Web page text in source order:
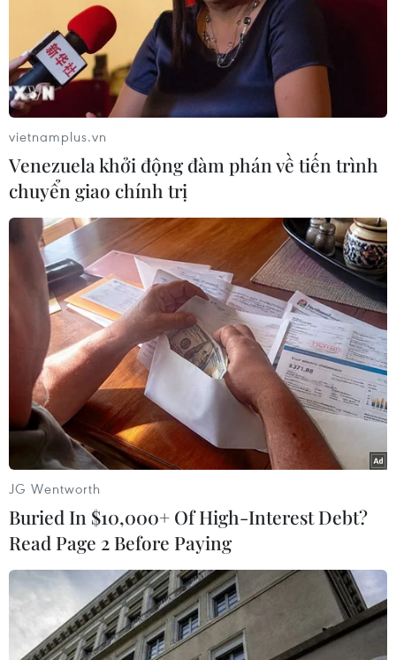
TIN LIÊN QUAN
'Cứ hai tuần VN phải ứng phó với một vụ
việc phòng vệ thương mại'
14/07/2022 08:14
Theo đại diện Bộ Công Thương, không chỉ những mặt
hàng có kim ngạch lớn mà các mặt hàng có kim ngạch
xuất khẩu nhỏ có ảnh hưởng tới đời sống của người
dân cũng bị điều tra phòng vệ thương mại.
vietnamplus.vn
Venezuela khởi động đàm phán về tiến trình
chuyển giao chính trị
JG Wentworth
Buried In $10,000+ Of High-Interest Debt?
Read Page 2 Before Paying